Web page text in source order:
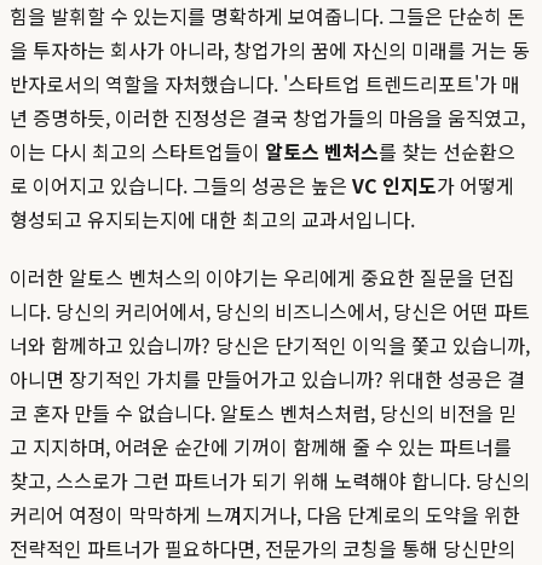
힘을 발휘할 수 있는지를 명확하게 보여줍니다. 그들은 단순히 돈
을 투자하는 회사가 아니라, 창업가의 꿈에 자신의 미래를 거는 동
반자로서의 역할을 자처했습니다. '스타트업 트렌드리포트'가 매
년 증명하듯, 이러한 진정성은 결국 창업가들의 마음을 움직였고,
이는 다시 최고의 스타트업들이 알토스 벤처스를 찾는 선순환으
로 이어지고 있습니다. 그들의 성공은 높은 VC 인지도가 어떻게
형성되고 유지되는지에 대한 최고의 교과서입니다.
이러한 알토스 벤처스의 이야기는 우리에게 중요한 질문을 던집
니다. 당신의 커리어에서, 당신의 비즈니스에서, 당신은 어떤 파트
너와 함께하고 있습니까? 당신은 단기적인 이익을 쫓고 있습니까,
아니면 장기적인 가치를 만들어가고 있습니까? 위대한 성공은 결
코 혼자 만들 수 없습니다. 알토스 벤처스처럼, 당신의 비전을 믿
고 지지하며, 어려운 순간에 기꺼이 함께해 줄 수 있는 파트너를
찾고, 스스로가 그런 파트너가 되기 위해 노력해야 합니다. 당신의
커리어 여정이 막막하게 느껴지거나, 다음 단계로의 도약을 위한
전략적인 파트너가 필요하다면, 전문가의 코칭을 통해 당신만의